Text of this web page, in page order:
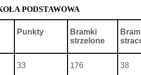
PODSTAWOWA
Punkty
Bramki
strzelone
33 176 38